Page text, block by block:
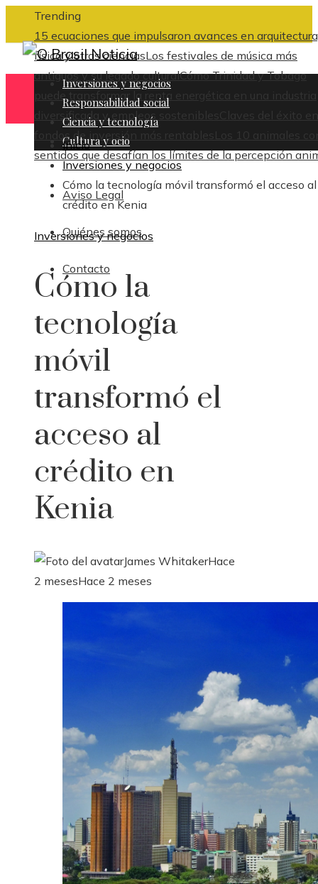
Trending
15 ecuaciones que impulsaron avances en
física y otras cienciasLos festivales de música más
antiguos y su legado culturalCómo Trinidad y Tobago
puede transformar la renta energética en una industria
diversificada y empleos sostenibles
Claves del éxito
fondos de inversión más rentables
Los 10 animales
sentidos que desafían los límites de la percepción
Aviso Legal
Quiénes somos
Contacto
Inversiones y negocios
Responsabilidad social
Ciencia y tecnología
Cultura y ocio
Inicio
Inversiones y negocios
Cómo la tecnología móvil transformó el acceso al
crédito en Kenia
Inversiones y negocios
Cómo la
tecnología
móvil
transformó el
acceso al
crédito en
Kenia
James WhitakerHace
2 mesesHace 2 meses